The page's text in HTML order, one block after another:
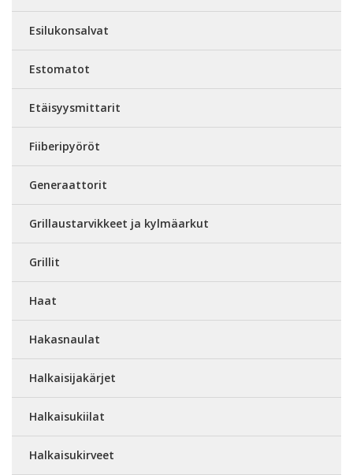
Esilukonsalvat
Estomatot
Etäisyysmittarit
Fiiberipyöröt
Generaattorit
Grillaustarvikkeet ja kylmäarkut
Grillit
Haat
Hakasnaulat
Halkaisijakärjet
Halkaisukiilat
Halkaisukirveet